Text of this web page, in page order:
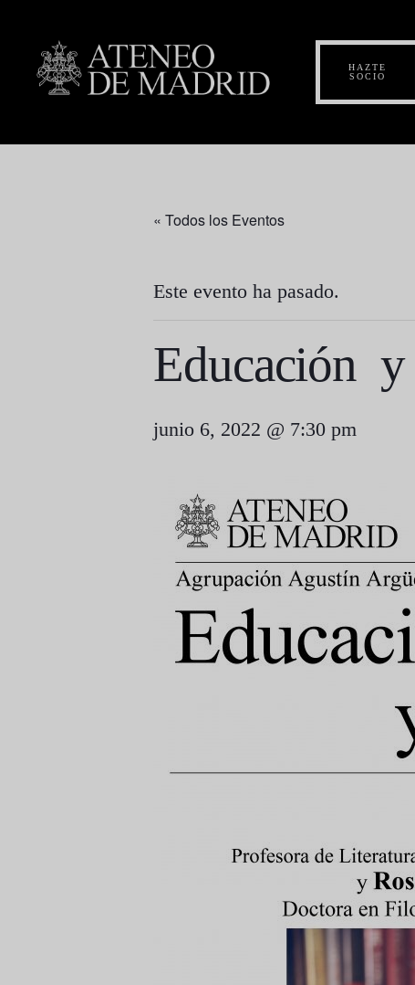
HAZTE
SOCIO
« Todos los Eventos
Este evento ha pasado.
Educación
junio 6, 2022 @ 7:30 pm